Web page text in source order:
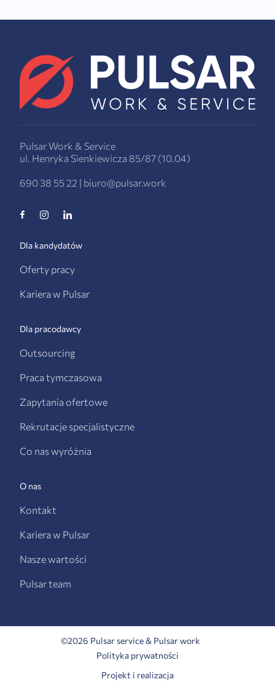
Pulsar Work & Service
ul. Henryka Sienkiewicza 85/87 (10.04)
690 38 55 22 | biuro@pulsar.work
Dla kandydatów
Oferty pracy
Kariera w Pulsar
Dla pracodawcy
Outsourcing
Praca tymczasowa
Zapytania ofertowe
Rekrutacje specjalistyczne
Co nas wyróżnia
O nas
Kontakt
Kariera w Pulsar
Nasze wartości
Pulsar team
©2026 Pulsar service & Pulsar work
Polityka prywatności
Projekt i realizacja